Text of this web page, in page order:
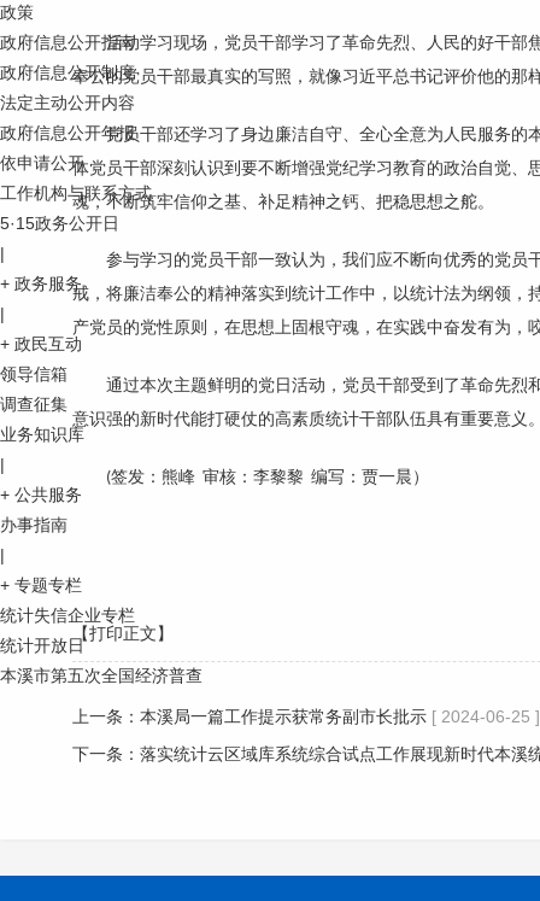
政策
政府信息公开指南
政府信息公开制度
法定主动公开内容
政府信息公开年报
依申请公开
工作机构与联系方式
5·15政务公开日
|
+ 政务服务
|
+ 政民互动
领导信箱
调查征集
业务知识库
|
+ 公共服务
办事指南
|
+ 专题专栏
统计失信企业专栏
统计开放日
本溪市第五次全国经济普查
活动学习现场，党员干部学习了革命先烈、人民的好干
奉公的党员干部最真实的写照，就像习近平总书记评价他的那
党员干部还学习了身边廉洁自守、全心全意为人民服务
体党员干部深刻认识到要不断增强党纪学习教育的政治自觉
魂，不断筑牢信仰之基、补足精神之钙、把稳思想之舵。
参与学习的党员干部一致认为，我们应不断向优秀的党
戒，将廉洁奉公的精神落实到统计工作中，以统计法为纲领
产党员的党性原则，在思想上固根守魂，在实践中奋发有为
通过本次主题鲜明的党日活动，党员干部受到了革命先
意识强的新时代能打硬仗的高素质统计干部队伍具有重要意义
(签发：熊峰 审核：李黎黎 编写：贾一晨）
【打印正文】
上一条： 本溪局一篇工作提示获常务副市长批示 [ 2024-06-25 ]
下一条： 落实统计云区域库系统综合试点工作展现新时代本溪